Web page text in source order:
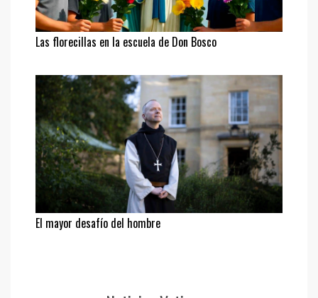
Las florecillas en la escuela de Don Bosco
El mayor desafío del hombre